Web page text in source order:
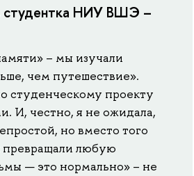
студентка НИУ ВШЭ –
– мы изучали
чем путешествие».
студенческому проекту
И, честно, я не ожидала,
но вместо того
превращали любую
— это нормально» – не